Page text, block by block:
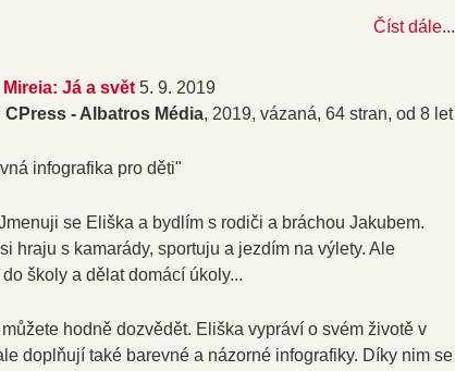
Číst dále...
Já a svět 5. 9. 2019
CPress - Albatros Média, 2019, vázaná, 64 stran, od 8 let
infografika pro děti"
se Eliška a bydlím s rodiči a bráchou Jakubem.
hraju s kamarády, sportuju a jezdím na výlety. Ale
školy a dělat domácí úkoly...
hodně dozvědět. Eliška vypráví o svém životě v
doplňují také barevné a názorné infografiky. Díky nim se